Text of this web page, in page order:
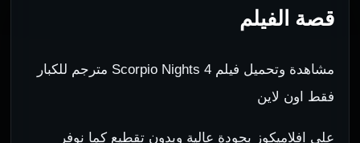
قصة الفيلم
مشاهدة وتحميل فيلم Scorpio Nights 4 مترجم للكبار
فقط اون لاين
على افلاميكوز بجودة عالية وبدون تقطيع كما نوفر